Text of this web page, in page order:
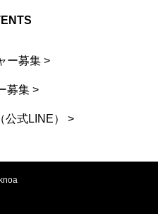
ー募集 >
募集 >
公式LINE） >